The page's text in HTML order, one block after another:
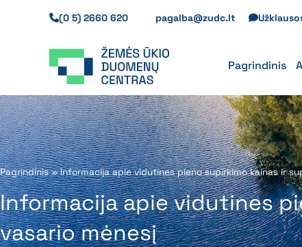
(0 5) 2660 620 pagalba@zudc.lt
Pagrindinis
Pagrindinis»Informacija apie vidutines pieno supirkimo kainas ir
Informacija apie vidutines
vasario mėnesį